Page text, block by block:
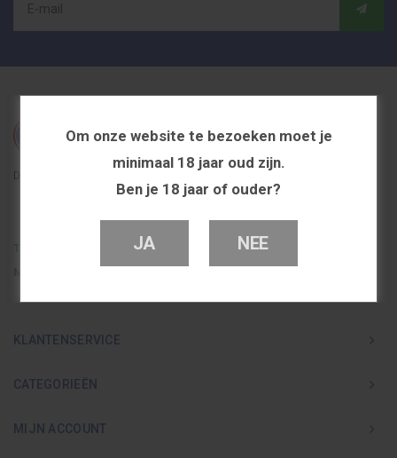
Om onze website te bezoeken moet je
minimaal 18 jaar oud zijn.
Ben je 18 jaar of ouder?
JA NEE
De beste en voordeligste vapeshop in Nederland
Telefoon
0251 839 447
KLANTENSERVICE
CATEGORIEËN
MIJN ACCOUNT